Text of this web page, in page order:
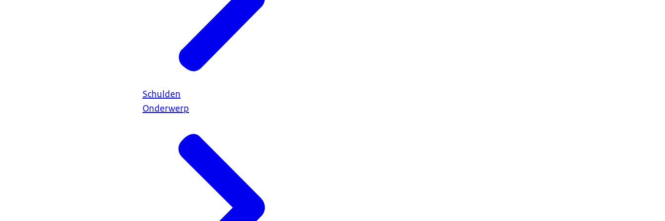
Schulden
Onderwerp